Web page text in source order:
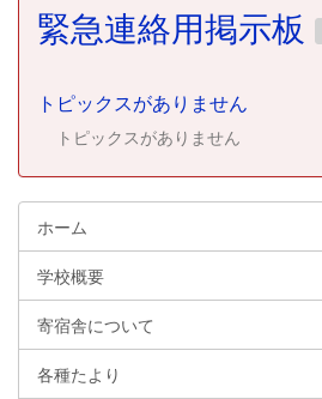
緊急連絡用掲示板
トピックスがありません
トピックスがありません
ホーム
学校概要
寄宿舎について
各種たより